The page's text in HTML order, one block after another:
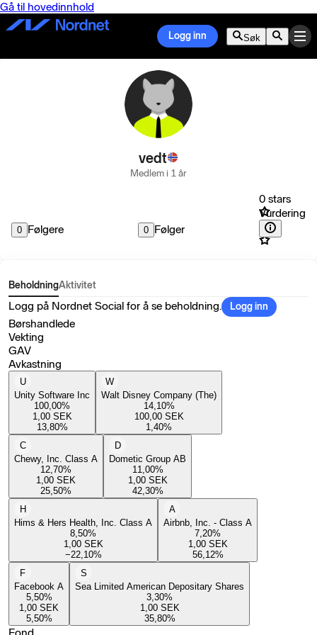
Gå til hovedinnhold
Logg inn Søk
vedt
Medlem i 1 år
0 Følgere 0 Følger
0 stars
Vurdering
BeholdningAktivitet
Logg på Nordnet Social for å se beholdning. Logg inn
Børshandlede
Vekting
GAV
Avkastning
U
Unity Software Inc
100,00%
1,00 SEK
13,80%
W
Walt Disney Company (The)
14,10%
100,00 SEK
1,40%
C
Chewy, Inc. Class A
12,70%
1,00 SEK
25,50%
D
Dometic Group AB
11,00%
1,00 SEK
42,30%
H
Hims & Hers Health, Inc. Class A
8,50%
1,00 SEK
−22,10%
A
Airbnb, Inc. - Class A
7,20%
1,00 SEK
56,12%
F
Facebook A
5,50%
1,00 SEK
5,50%
S
Sea Limited American Depositary Shares
3,30%
1,00 SEK
35,80%